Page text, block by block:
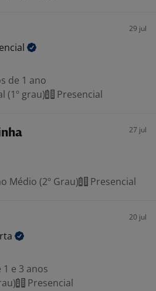
29 jul
de 1 ano
(1º grau)
Presencial
27 jul
Médio (2º Grau) Presencial
20 jul
1 e 3 anos
Presencial